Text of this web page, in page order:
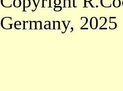
Germany, 2025